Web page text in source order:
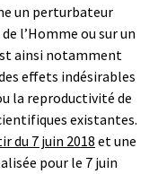
un perturbateur
l’Homme ou sur un
ainsi notamment
effets indésirables
la reproductivité de
existantes.
du 7 juin 2018 et une
pour le 7 juin